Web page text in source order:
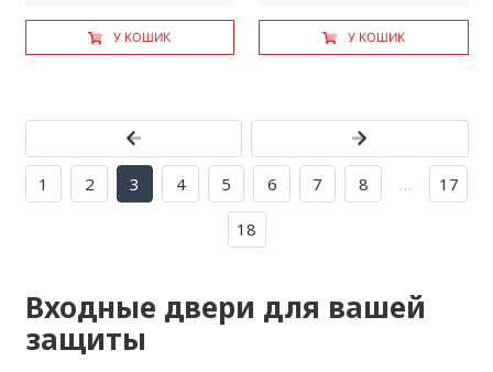
У КОШИК У КОШИК
1 2 3 4 5 6 7 8 … 17
18
Входные двери для вашей
защиты